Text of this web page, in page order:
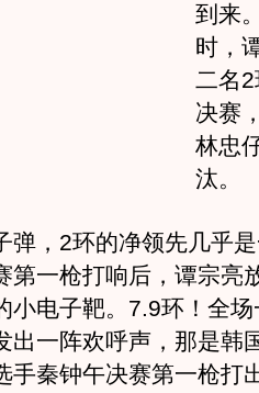
到来
时，
二名
决赛
林忠
汰。
，2环的净领先几乎是
第一枪打响后，谭宗亮
小电子靶。7.9环！全
出一阵欢呼声，那是韩
手秦钟午决赛第一枪打